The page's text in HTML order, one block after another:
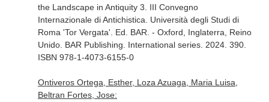
the Landscape in Antiquity 3. III Convegno
Internazionale di Antichistica. Università degli Studi di
Roma 'Tor Vergata' . Ed. BAR. - Oxford, Inglaterra, Reino
Unido. BAR Publishing. International series. 2024. 390.
ISBN 978-1-4073-6155-0
Ontiveros Ortega, Esther, Loza Azuaga, Maria Luisa,
Beltran Fortes, Jose: